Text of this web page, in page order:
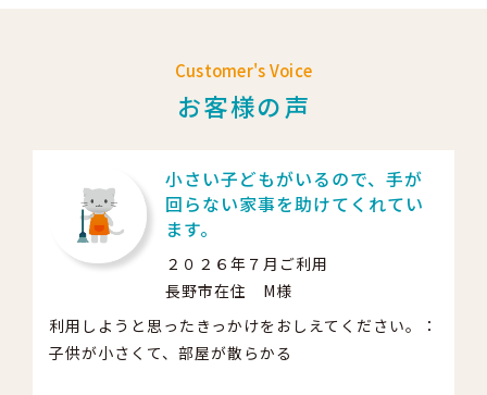
Customer's Voice
お客様の声
小さい子どもがいるので、手が
回らない家事を助けてくれてい
ます。
２０２６年７月ご利用
長野市在住 M様
利用しようと思ったきっかけをおしえてください。：
子供が小さくて、部屋が散らかる